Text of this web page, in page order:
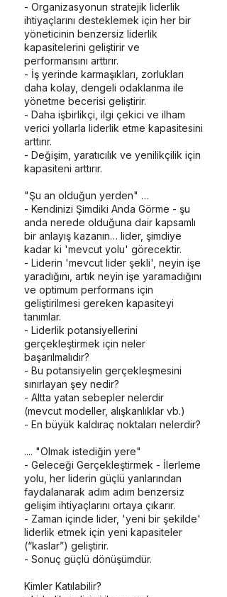
- Organizasyonun stratejik liderlik
ihtiyaçlarını desteklemek için her bir
yöneticinin benzersiz liderlik
kapasitelerini geliştirir ve
performansını arttırır.
- İş yerinde karmaşıkları, zorlukları
daha kolay, dengeli odaklanma ile
yönetme becerisi geliştirir.
- Daha işbirlikçi, ilgi çekici ve ilham
verici yollarla liderlik etme kapasitesini
arttırır.
- Değişim, yaratıcılık ve yenilikçilik için
kapasiteni arttırır.
"Şu an olduğun yerden" …
- Kendinizi Şimdiki Anda Görme - şu
anda nerede olduğuna dair kapsamlı
bir anlayış kazanın… lider, şimdiye
kadar ki 'mevcut yolu' görecektir.
- Liderin 'mevcut lider şekli', neyin işe
yaradığını, artık neyin işe yaramadığını
ve optimum performans için
geliştirilmesi gereken kapasiteyi
tanımlar.
- Liderlik potansiyellerini
gerçekleştirmek için neler
başarılmalıdır?
- Bu potansiyelin gerçekleşmesini
sınırlayan şey nedir?
- Altta yatan sebepler nelerdir
(mevcut modeller, alışkanlıklar vb.)
- En büyük kaldıraç noktaları nelerdir?
.... "Olmak istediğin yere"
- Geleceği Gerçekleştirmek - İlerleme
yolu, her liderin güçlü yanlarından
faydalanarak adım adım benzersiz
gelişim ihtiyaçlarını ortaya çıkarır.
- Zaman içinde lider, 'yeni bir şekilde'
liderlik etmek için yeni kapasiteler
(“kaslar”) geliştirir.
- Sonuç güçlü dönüşümdür.
Kimler Katılabilir?